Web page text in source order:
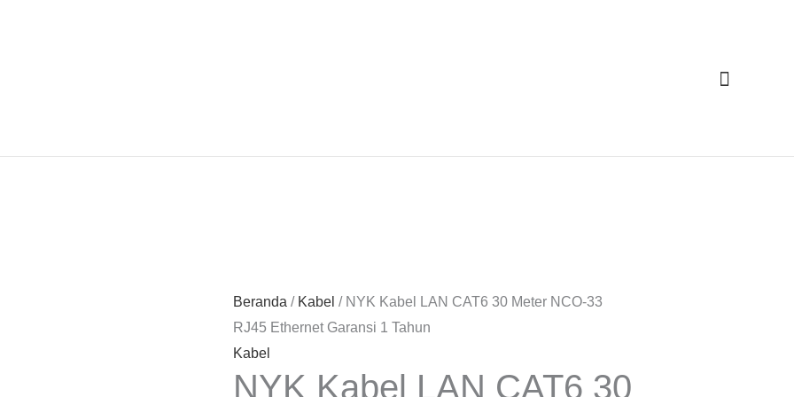
Cari
Beranda / Kabel / NYK Kabel LAN CAT6 30 Meter NCO-33
RJ45 Ethernet Garansi 1 Tahun
Kabel
NYK Kabel LAN CAT6 30